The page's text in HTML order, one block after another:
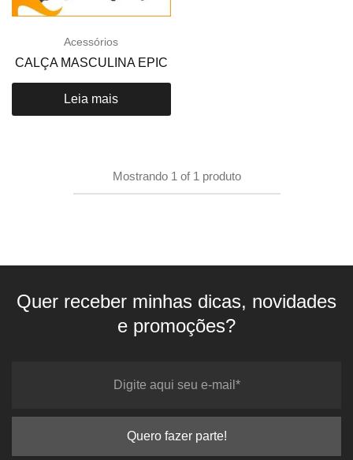
Acessórios
CALÇA MASCULINA EPIC
Leia mais
Mostrando1 of 1 produto
Quer receber minhas dicas, novidades
e promoções?